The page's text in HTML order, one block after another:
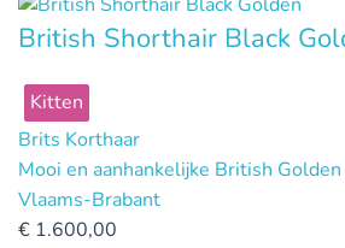
British Shorthair Black
Kitten
Brits Korthaar
Mooi en aanhankelijke British Golden
Vlaams-Brabant
€ 1.600,00